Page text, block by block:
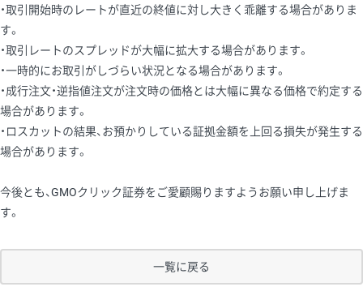
・取引開始時のレートが直近の終値に対し大きく乖離する場合がありま
す。
・取引レートのスプレッドが大幅に拡大する場合があります。
・一時的にお取引がしづらい状況となる場合があります。
・成行注文・逆指値注文が注文時の価格とは大幅に異なる価格で約定する
場合があります。
・ロスカットの結果、お預かりしている証拠金額を上回る損失が発生する
場合があります。
今後とも、GMOクリック証券をご愛顧賜りますようお願い申し上げま
す。
一覧に戻る